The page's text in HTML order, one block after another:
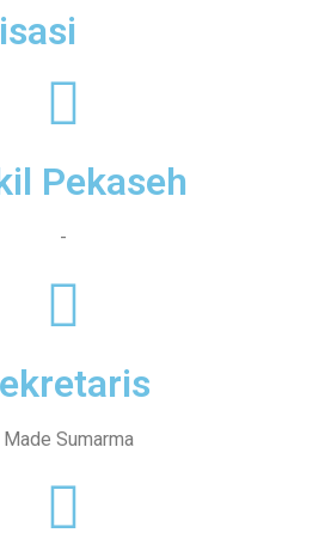
Pekaseh
-
Made Sumarma